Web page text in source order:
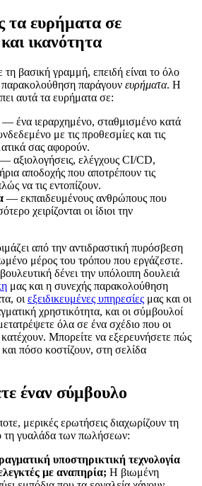
τα ευρήματα σε
ικανότητα
βασική γραμμή, επειδή είναι το όλο
παρακολούθηση παράγουν ευρήματα. Η
αυτά τα ευρήματα σε:
— ένα ιεραρχημένο, σταθμισμένο κατά
με τις προθεσμίες και τις
σας αφορούν.
— αξιολογήσεις, ελέγχους CI/CD,
αποδοχής που αποτρέπουν τις
να τις εντοπίζουν.
— εκπαιδευμένους ανθρώπους που
χειρίζονται οι ίδιοι την
από την αντιδραστική πυρόσβεση
μέρος του τρόπου που εργάζεστε.
δένει την υπόλοιπη δουλειά
μας και η συνεχής παρακολούθηση
οι εξειδικευμένες υπηρεσίες μας και οι
χρηστικότητα, και οι σύμβουλοί
όλα σε ένα σχέδιο που οι
Μπορείτε να εξερευνήσετε πώς
και πόσο κοστίζουν, στη σελίδα
έναν σύμβουλο
μερικές ερωτήσεις διαχωρίζουν τη
τη γυαλάδα των πωλήσεων:
υποστηρικτική τεχνολογία
με αναπηρία; Η βιωμένη